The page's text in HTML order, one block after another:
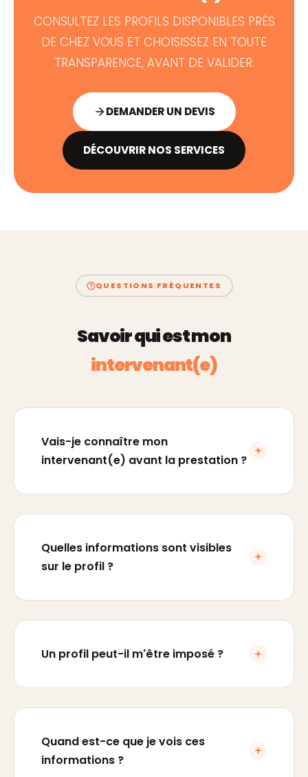
CONSULTEZ LES PROFILS DISPONIBLES PRÈS
DE CHEZ VOUS ET CHOISISSEZ EN TOUTE
TRANSPARENCE, AVANT DE VALIDER.
DEMANDER UN DEVIS
DÉCOUVRIR NOS SERVICES
QUESTIONS FRÉQUENTES
Savoir qui est mon
intervenant(e)
Vais-je connaître mon
intervenant(e) avant la prestation ?
Quelles informations sont visibles
sur le profil ?
Un profil peut-il m'être imposé ?
Quand est-ce que je vois ces
informations ?